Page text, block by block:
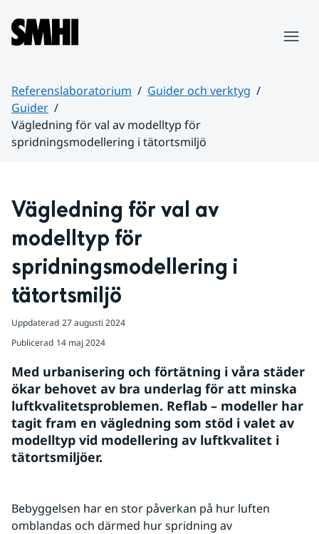
Hoppa till sidans innehåll
Referenslaboratorium
Guider och verktyg
Guider
Vägledning för val av modelltyp för
spridningsmodellering i tätortsmiljö
Vägledning för val av
modelltyp för
spridningsmodellering i
tätortsmiljö
Uppdaterad 27 augusti 2024
Publicerad 14 maj 2024
Med urbanisering och förtätning i våra städer
ökar behovet av bra underlag för att minska
luftkvalitetsproblemen. Reflab – modeller har
tagit fram en vägledning som stöd i valet av
modelltyp vid modellering av luftkvalitet i
tätortsmiljöer.
Bebyggelsen har en stor påverkan på hur luften
omblandas och därmed hur spridning av